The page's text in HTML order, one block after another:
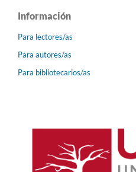
Información
Para lectores/as
Para autores/as
Para bibliotecarios/as